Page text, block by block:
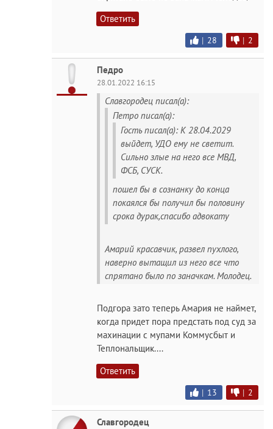
Ответить
| 28 | 2
Педро
28.01.2022 16:15
Славгородец писал(а):
Петро писал(а):
Гость писал(а): К 28.04.2029
выйдет, УДО ему не светит.
Сильно злые на него все МВД,
ФСБ, СУСК.
пошел бы в сознанку до конца
покаялся бы получил бы половину
срока дурак,спасибо адвокату
Амарий красавчик, развел пухлого,
наверно вытащил из него все что
спрятано было по заначкам. Молодец.
Подгора зато теперь Амария не наймет,
когда придет пора предстать под суд за
махинации с мупами Коммусбыт и
Теплональщик....
Ответить
| 13 | 2
Славгородец